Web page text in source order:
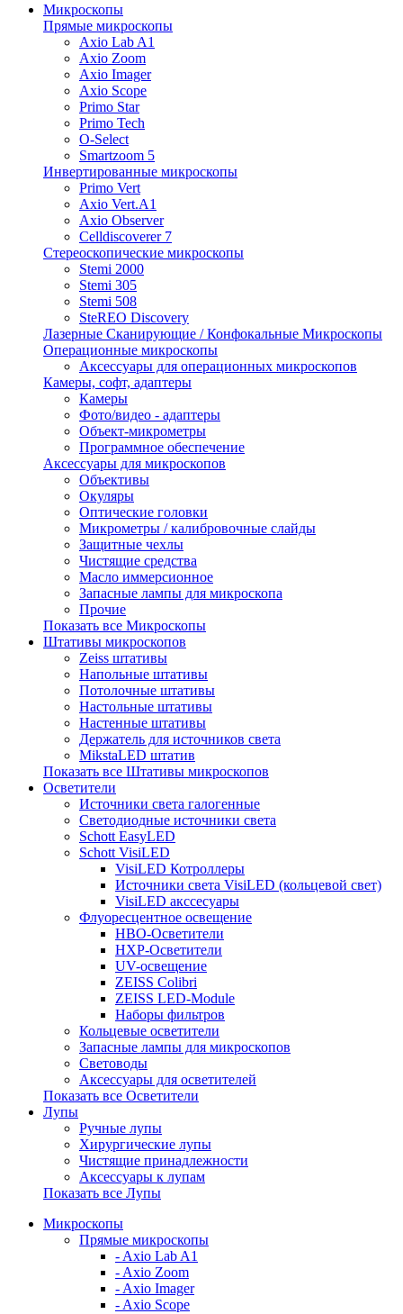
Микроскопы
Прямые микроскопы
Axio Lab A1
Axio Zoom
Axio Imager
Axio Scope
Primo Star
Primo Tech
O-Select
Smartzoom 5
Инвертированные микроскопы
Primo Vert
Axio Vert.A1
Axio Observer
Celldiscoverer 7
Стереоскопические микроскопы
Stemi 2000
Stemi 305
Stemi 508
SteREO Discovery
Лазерные Сканирующие / Конфокальные Микроскопы
Операционные микроскопы
Аксессуары для операционных микроскопов
Камеры, софт, адаптеры
Камеры
Фото/видео - адаптеры
Объект-микрометры
Программное обеспечение
Аксессуары для микроскопов
Объективы
Окуляры
Оптические головки
Микрометры / калибровочные слайды
Защитные чехлы
Чистящие средства
Масло иммерсионное
Запасные лампы для микроскопа
Прочие
Показать все Микроскопы
Штативы микроскопов
Zeiss штативы
Напольные штативы
Потолочные штативы
Настольные штативы
Настенные штативы
Держатель для источников света
MikstaLED штатив
Показать все Штативы микроскопов
Осветители
Источники света галогенные
Светодиодные источники света
Schott EasyLED
Schott VisiLED
VisiLED Котроллеры
Источники света VisiLED (кольцевой свет)
VisiLED акссесуары
Флуоресцентное освещение
HBO-Осветители
HXP-Осветители
UV-освещение
ZEISS Colibri
ZEISS LED-Module
Наборы фильтров
Кольцевые осветители
Запасные лампы для микроскопов
Световоды
Аксессуары для осветителей
Показать все Осветители
Лупы
Ручные лупы
Хирургические лупы
Чистящие принадлежности
Аксессуары к лупам
Показать все Лупы
Микроскопы
Прямые микроскопы
- Axio Lab A1
- Axio Zoom
- Axio Imager
- Axio Scope